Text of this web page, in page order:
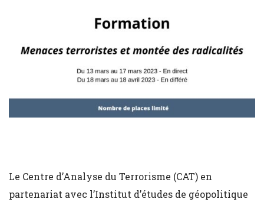
Le Centre d’Analyse du Terrorisme (CAT) en
partenariat avec l’Institut d’études de géopolitique